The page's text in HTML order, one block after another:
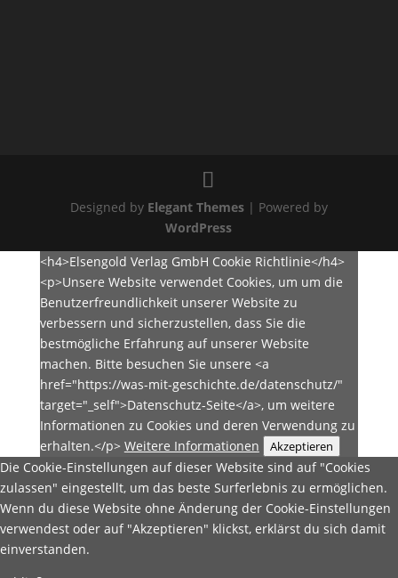
Designed by Elegant Themes| Powered by
WordPress
<h4>Elsengold Verlag GmbH Cookie Richtlinie</h4>
<p>Unsere Website verwendet Cookies, um um die
Benutzerfreundlichkeit unserer Website zu
verbessern und sicherzustellen, dass Sie die
bestmögliche Erfahrung auf unserer Website
machen. Bitte besuchen Sie unsere <a
href="https://was-mit-geschichte.de/datenschutz/"
target="_self">Datenschutz-Seite</a>, um weitere
Informationen zu Cookies und deren Verwendung zu
erhalten.</p> Weitere Informationen Akzeptieren
Die Cookie-Einstellungen auf dieser Website sind auf "Cookies
zulassen" eingestellt, um das beste Surferlebnis zu ermöglichen.
Wenn du diese Website ohne Änderung der Cookie-Einstellungen
verwendest oder auf "Akzeptieren" klickst, erklärst du sich damit
einverstanden.